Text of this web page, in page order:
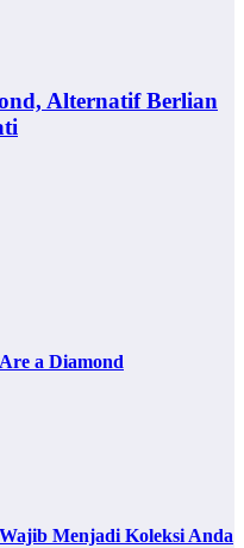
Alternatif Berlian
a Diamond
Menjadi Koleksi Anda